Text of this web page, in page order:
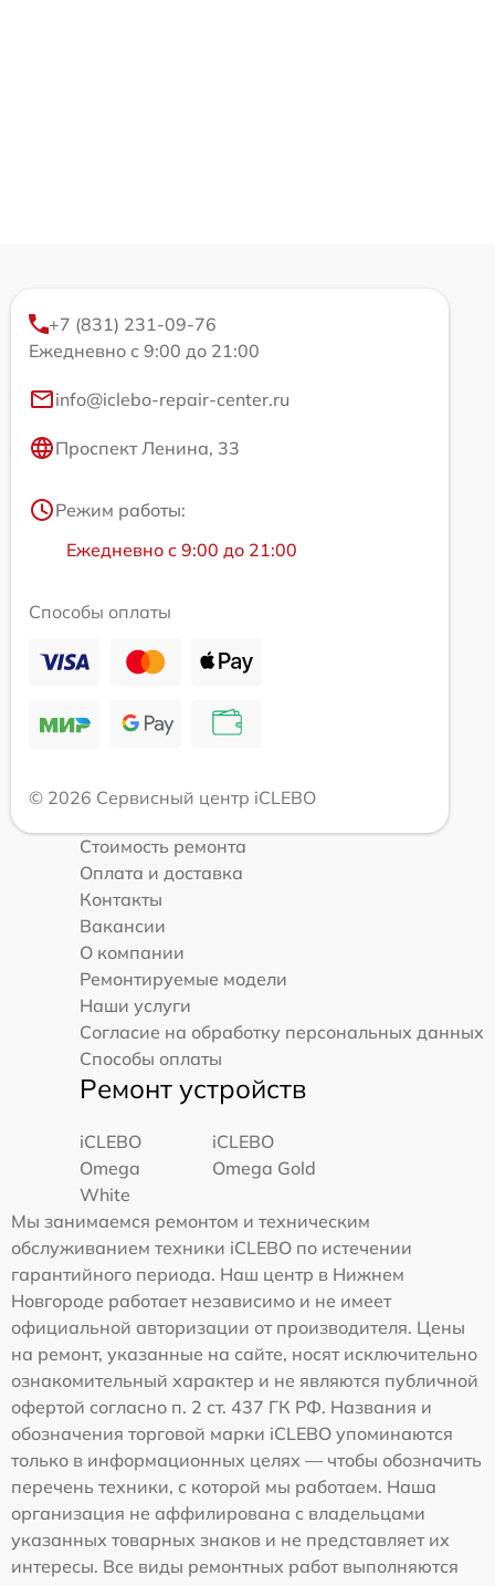
+7 (831) 231-09-76
Ежедневно с 9:00 до 21:00
info@iclebo-repair-center.ru
Проспект Ленина, 33
Режим работы:
Ежедневно с 9:00 до 21:00
Способы оплаты
© 2026 Сервисный центр iCLEBO
Стоимость ремонта
Оплата и доставка
Контакты
Вакансии
О компании
Ремонтируемые модели
Наши услуги
Согласие на обработку персональных данных
Способы оплаты
Ремонт устройств
iCLEBO
Omega
White
iCLEBO
Omega Gold
Мы занимаемся ремонтом и техническим
обслуживанием техники iCLEBO по истечении
гарантийного периода. Наш центр в Нижнем
Новгороде работает независимо и не имеет
официальной авторизации от производителя. Цены
на ремонт, указанные на сайте, носят исключительно
ознакомительный характер и не являются публичной
офертой согласно п. 2 ст. 437 ГК РФ. Названия и
обозначения торговой марки iCLEBO упоминаются
только в информационных целях — чтобы обозначить
перечень техники, с которой мы работаем. Наша
организация не аффилирована с владельцами
указанных товарных знаков и не представляет их
интересы. Все виды ремонтных работ выполняются